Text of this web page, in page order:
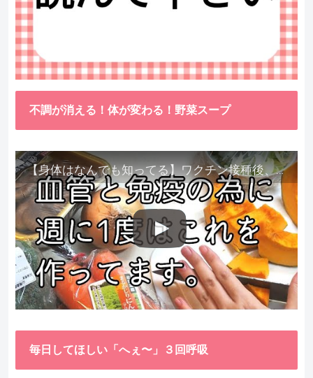
不調が消える！体が変わる！野菜スープ
【身体はなんでも知ってる】ワクチン接種後、異常に食べたくなった野菜が細胞回復に貢献してくれました。
毎日してほしい「へぇ〜」３回呼吸